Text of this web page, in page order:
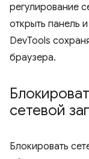
регулирование
открыть панель
DevTools
браузера.
сетевой
Блокировать